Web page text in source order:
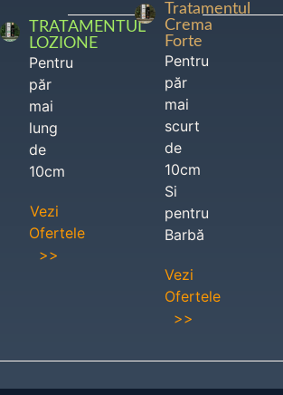
TRATAMENTUL
LOZIONE
Pentru
păr
mai
lung
de
10cm
Vezi
Ofertele
>>
Tratamentul
Crema
Forte
Pentru
păr
mai
scurt
de
10cm
Si
pentru
Barbă
Vezi
Ofertele
>>